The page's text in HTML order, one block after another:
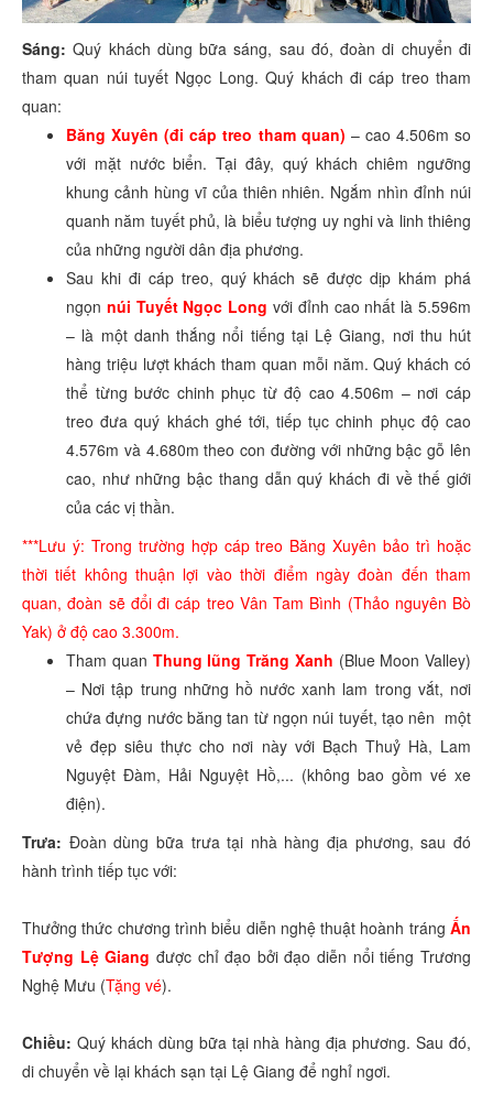
Sáng: Quý khách dùng bữa sáng, sau đó, đoàn di chuyển đi
tham quan núi tuyết Ngọc Long. Quý khách đi cáp treo tham
quan:
Băng Xuyên (đi cáp treo tham quan) – cao 4.506m so
với mặt nước biển. Tại đây, quý khách chiêm ngưỡng
khung cảnh hùng vĩ của thiên nhiên. Ngắm nhìn đỉnh núi
quanh năm tuyết phủ, là biểu tượng uy nghi và linh thiêng
của những người dân địa phương.
Sau khi đi cáp treo, quý khách sẽ được dịp khám phá
ngọn núi Tuyết Ngọc Long với đỉnh cao nhất là 5.596m
– là một danh thắng nổi tiếng tại Lệ Giang, nơi thu hút
hàng triệu lượt khách tham quan mỗi năm. Quý khách có
thể từng bước chinh phục từ độ cao 4.506m – nơi cáp
treo đưa quý khách ghé tới, tiếp tục chinh phục độ cao
4.576m và 4.680m theo con đường với những bậc gỗ lên
cao, như những bậc thang dẫn quý khách đi về thế giới
của các vị thần.
***Lưu ý: Trong trường hợp cáp treo Băng Xuyên bảo trì hoặc
thời tiết không thuận lợi vào thời điểm ngày đoàn đến tham
quan, đoàn sẽ đổi đi cáp treo Vân Tam Bình (Thảo nguyên Bò
Yak) ở độ cao 3.300m.
Tham quan Thung lũng Trăng Xanh (Blue Moon Valley)
– Nơi tập trung những hồ nước xanh lam trong vắt, nơi
chứa đựng nước băng tan từ ngọn núi tuyết, tạo nên một
vẻ đẹp siêu thực cho nơi này với Bạch Thuỷ Hà, Lam
Nguyệt Đàm, Hải Nguyệt Hồ,... (không bao gồm vé xe
điện).
Trưa: Đoàn dùng bữa trưa tại nhà hàng địa phương, sau đó
hành trình tiếp tục với:
Thưởng thức chương trình biểu diễn nghệ thuật hoành tráng Ấn
Tượng Lệ Giang được chỉ đạo bởi đạo diễn nổi tiếng Trương
Nghệ Mưu (Tặng vé).
Chiều: Quý khách dùng bữa tại nhà hàng địa phương. Sau đó,
di chuyển về lại khách sạn tại Lệ Giang để nghỉ ngơi.